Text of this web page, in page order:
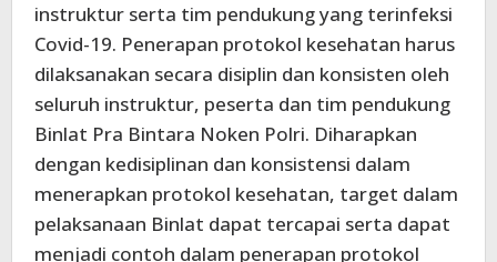
instruktur serta tim pendukung yang terinfeksi
Covid-19. Penerapan protokol kesehatan harus
dilaksanakan secara disiplin dan konsisten oleh
seluruh instruktur, peserta dan tim pendukung
Binlat Pra Bintara Noken Polri. Diharapkan
dengan kedisiplinan dan konsistensi dalam
menerapkan protokol kesehatan, target dalam
pelaksanaan Binlat dapat tercapai serta dapat
menjadi contoh dalam penerapan protokol